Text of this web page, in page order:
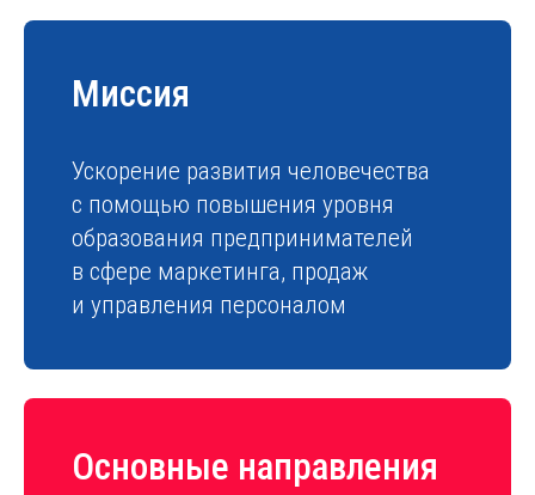
Миссия
Ускорение развития человечества
с помощью повышения уровня
образования предпринимателей
в сфере маркетинга, продаж
и управления персоналом
Основные направления